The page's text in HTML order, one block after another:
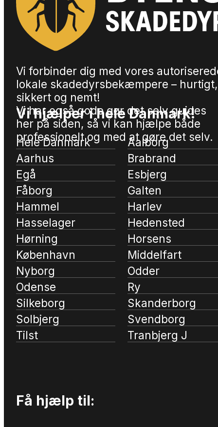
Vi forbinder dig med vores
lokale skadedyrsbekæmpere – hurtigt,
sikkert og nemt!
Vi har også gode gør det selv guides
her på siden, så vi kan hjælpe både
professionelt og med at gøre det selv.
Vi hjælper i hele Danmark!
Hele Danmark
Aalborg
Aarhus
Brabrand
Egå
Esbjerg
Fåborg
Galten
Hammel
Harlev
Hasselager
Hedensted
Hørning
Horsens
København
Middelfart
Nyborg
Odder
Odense
Ry
Silkeborg
Skanderborg
Solbjerg
Svendborg
Tilst
Tranbjerg J
Få hjælp til: